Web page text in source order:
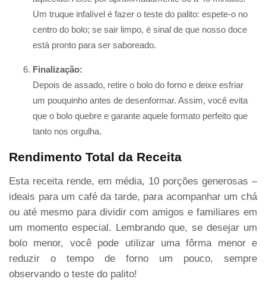
Um truque infalível é fazer o teste do palito: espete-o no
centro do bolo; se sair limpo, é sinal de que nosso doce
está pronto para ser saboreado.
Finalização:
Depois de assado, retire o bolo do forno e deixe esfriar
um pouquinho antes de desenformar. Assim, você evita
que o bolo quebre e garante aquele formato perfeito que
tanto nos orgulha.
Rendimento Total da Receita
Esta receita rende, em média, 10 porções generosas –
ideais para um café da tarde, para acompanhar um chá
ou até mesmo para dividir com amigos e familiares em
um momento especial. Lembrando que, se desejar um
bolo menor, você pode utilizar uma fôrma menor e
reduzir o tempo de forno um pouco, sempre
observando o teste do palito!